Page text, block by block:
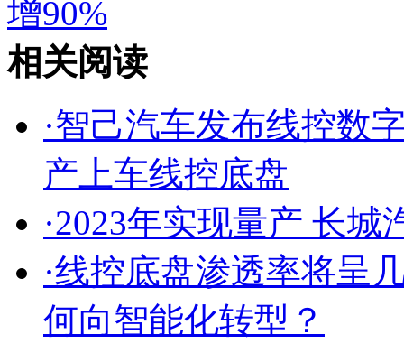
增90%
相关阅读
·智己汽车发布线控数
产上车线控底盘
·2023年实现量产 长城
·线控底盘渗透率将呈
何向智能化转型？